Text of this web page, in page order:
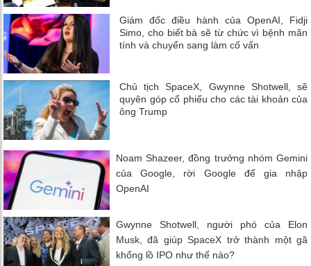
Giám đốc điều hành của OpenAI, Fidji
Simo, cho biết bà sẽ từ chức vì bệnh mãn
tính và chuyển sang làm cố vấn
Chủ tịch SpaceX, Gwynne Shotwell, sẽ
quyên góp cổ phiếu cho các tài khoản của
ông Trump
Noam Shazeer, đồng trưởng nhóm Gemini
của Google, rời Google để gia nhập
OpenAI
Gwynne Shotwell, người phó của Elon
Musk, đã giúp SpaceX trở thành một gã
khổng lồ IPO như thế nào?